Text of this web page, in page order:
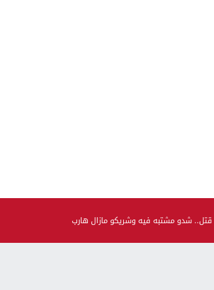
و جمال
شدو مشتبه فيه وشريكو مازال هارب